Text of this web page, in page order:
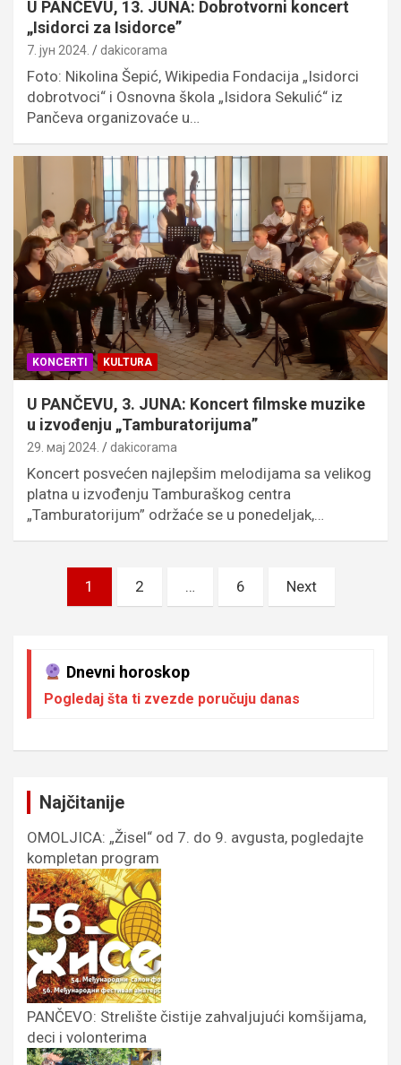
U PANČEVU, 13. JUNA: Dobrotvorni koncert
„Isidorci za Isidorce”
7. јун 2024. dakicorama
Foto: Nikolina Šepić, Wikipedia Fondacija „Isidorci
dobrotvoci“ i Osnovna škola „Isidora Sekulić“ iz
Pančeva organizovaće u…
KONCERTI KULTURA
U PANČEVU, 3. JUNA: Koncert filmske muzike
u izvođenju „Tamburatorijuma”
29. мај 2024. dakicorama
Koncert posvećen najlepšim melodijama sa velikog
platna u izvođenju Tamburaškog centra
„Tamburatorijum” održaće se u ponedeljak,…
Пагинација
чланака
1 2 … 6 Next
Dnevni horoskop
Pogledaj šta ti zvezde poručuju danas
Najčitanije
OMOLJICA: „Žisel“ od 7. do 9. avgusta, pogledajte
kompletan program
PANČEVO: Strelište čistije zahvaljujući komšijama,
deci i volonterima